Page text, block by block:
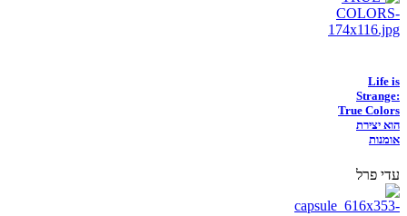
Life is
Strange:
True Colors
הוא יצירת
אומנות
עדי פרל